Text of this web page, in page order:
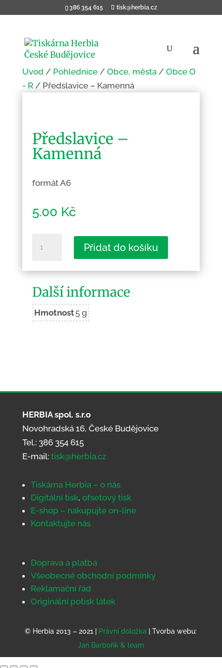
386 354 615 tisk@herbia.cz
Úvod / Pohlednice/ Obce, města/ Obce O
- R/ Předslavice – Kamenná
Předslavice –
Kamenná
formát A6
5.00 Kč
Předslavice
Přidat do košíku
Další informace
Hmotnost5 g
HERBIA spol. s.r.o
Novohradská 16, České Budějovice
Tel.: 386 354 615
E-mail: tisk@herbia.cz
Tiskárna Herbia – o nás
Digitální tisk, ofsetový tisk
E-shop – nakupujte on-line
Kontaktujte nás
Doprava a platba
Všeobecné obchodní podmínky
Reklamační řád
Originální potisk látek
© Herbia 2013 – 2021 | Právní doložka | Tvorba webu:
Jan Barbořík & team